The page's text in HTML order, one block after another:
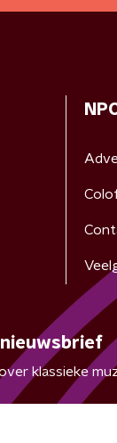
nieuwsbrief
klassieke